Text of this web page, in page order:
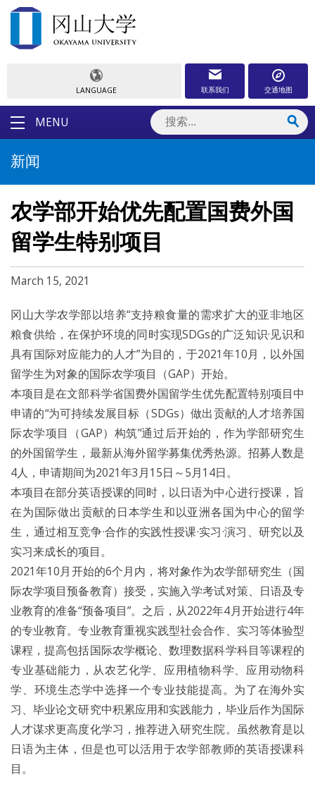
LANGUAGE 联系我们 交通地图
MENU
新闻
农学部开始优先配置国费外国
留学生特别项目
March 15, 2021
冈山大学农学部以培养“支持粮食量的需求扩大的亚非地区
粮食供给，在保护环境的同时实现SDGs的广泛知识·见识和
具有国际对应能力的人才”为目的，于2021年10月，以外国
留学生为对象的国际农学项目（GAP）开始。
本项目是在文部科学省国费外国留学生优先配置特别项目中
申请的“为可持续发展目标（SDGs）做出贡献的人才培养国
际农学项目（GAP）构筑”通过后开始的，作为学部研究生
的外国留学生，最新从海外留学募集优秀热源。招募人数是
4人，申请期间为2021年3月15日～5月14日。
本项目在部分英语授课的同时，以日语为中心进行授课，旨
在为国际做出贡献的日本学生和以亚洲各国为中心的留学
生，通过相互竞争·合作的实践性授课·实习·演习、研究以及
实习来成长的项目。
2021年10月开始的6个月内，将对象作为农学部研究生（国
际农学项目预备教育）接受，实施入学考试对策、日语及专
业教育的准备“预备项目”。之后，从2022年4月开始进行4年
的专业教育。专业教育重视实践型社会合作、实习等体验型
课程，提高包括国际农学概论、数理数据科学科目等课程的
专业基础能力，从农艺化学、应用植物科学、应用动物科
学、环境生态学中选择一个专业技能提高。为了在海外实
习、毕业论文研究中积累应用和实践能力，毕业后作为国际
人才谋求更高度化学习，推荐进入研究生院。虽然教育是以
日语为主体，但是也可以活用于农学部教师的英语授课科
目。